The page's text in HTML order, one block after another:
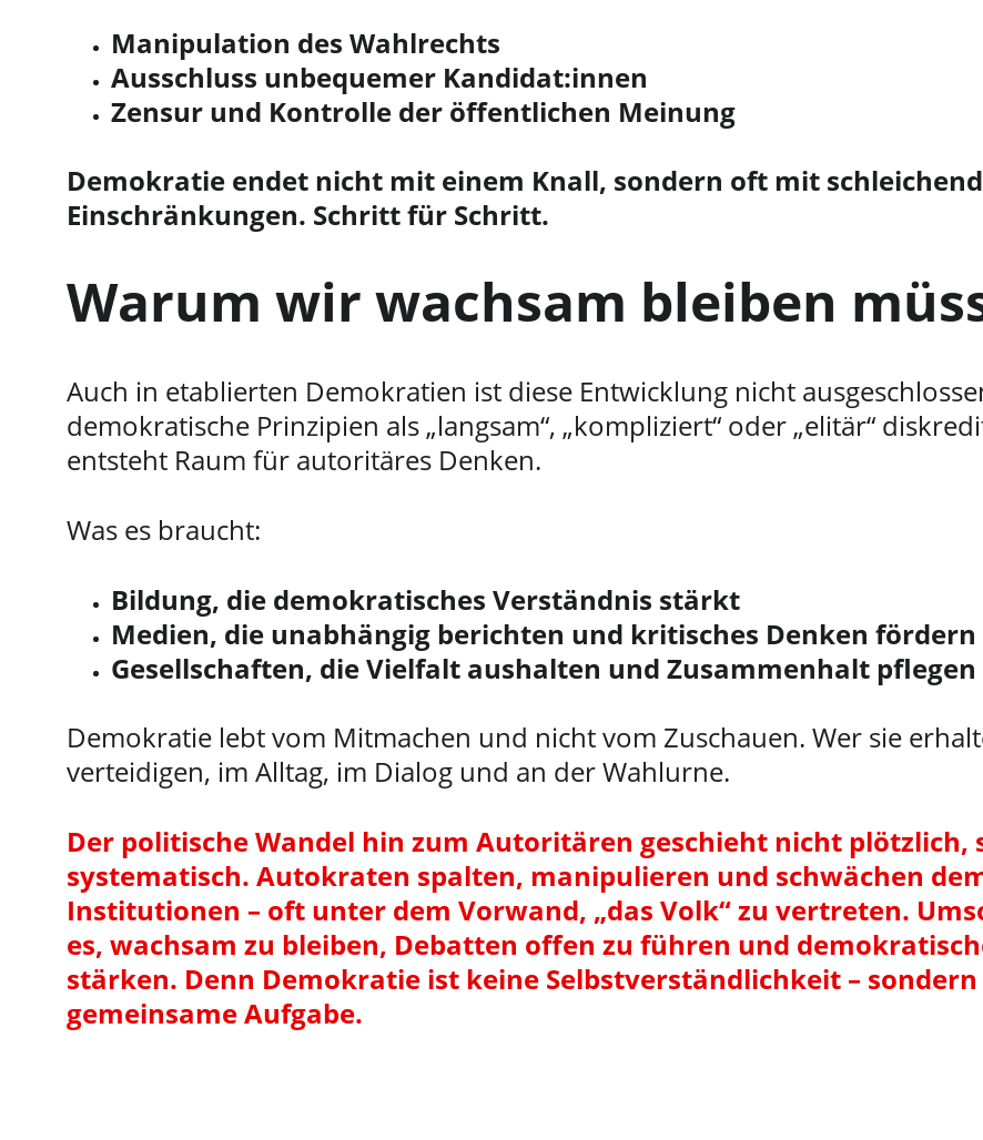
Manipulation des Wahlrechts
Ausschluss unbequemer Kandidat:innen
Zensur und Kontrolle der öffentlichen Meinung
Demokratie endet nicht mit einem Knall, sondern oft mit
Einschränkungen. Schritt für Schritt.
Warum wir wachsam bleiben
Auch in etablierten Demokratien ist diese Entwicklung nicht
demokratische Prinzipien als „langsam“, „kompliziert“ oder „elitär“
entsteht Raum für autoritäres Denken.
Was es braucht:
Bildung, die demokratisches Verständnis stärkt
Medien, die unabhängig berichten und kritisches Denken fördern
Gesellschaften, die Vielfalt aushalten und Zusammenhalt pflegen
Demokratie lebt vom Mitmachen und nicht vom Zuschauen. Wer sie
verteidigen, im Alltag, im Dialog und an der Wahlurne.
Der politische Wandel hin zum Autoritären geschieht nicht plötzlich,
systematisch. Autokraten spalten, manipulieren und schwächen
Institutionen – oft unter dem Vorwand, „das Volk“ zu vertreten.
es, wachsam zu bleiben, Debatten offen zu führen und
stärken. Denn Demokratie ist keine Selbstverständlichkeit –
gemeinsame Aufgabe.